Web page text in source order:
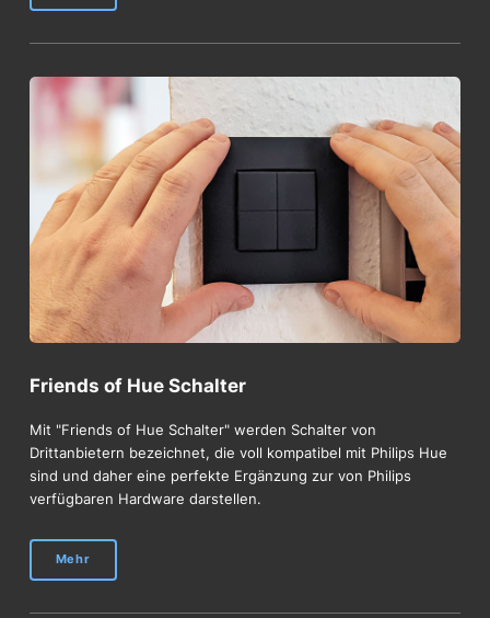
Friends of Hue Schalter
Mit "Friends of Hue Schalter" werden Schalter von
Drittanbietern bezeichnet, die voll kompatibel mit Philips Hue
sind und daher eine perfekte Ergänzung zur von Philips
verfügbaren Hardware darstellen.
Mehr